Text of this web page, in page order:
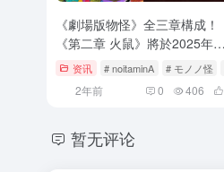
《劇場版物怪》全三章構成！
《第二章 火鼠》將於2025年3
月14日上映！
资讯 # noitaminA # モノノ怪
2年前 0 406
暂无评论